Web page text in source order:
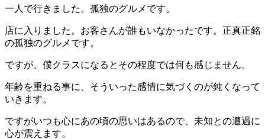
一人で行きました。孤独のグルメです。
店に入りました。お客さんが誰もいなかったです。正真正銘
の孤独のグルメです。
ですが、僕クラスになるとその程度では何も感じません。
年齢を重ねる事に、そういった感情に気づくのが鈍くなって
いきます。
ですがいつも心にあの頃の思いはあるので、未知との遭遇に
心が震えます。